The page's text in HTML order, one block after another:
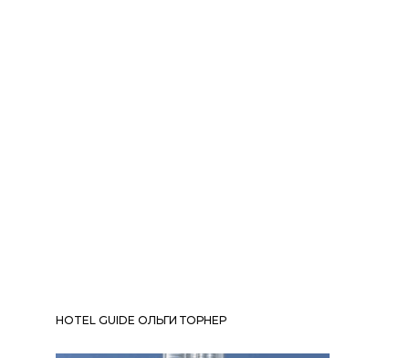
HOTEL GUIDE ОЛЬГИ ТОРНЕР